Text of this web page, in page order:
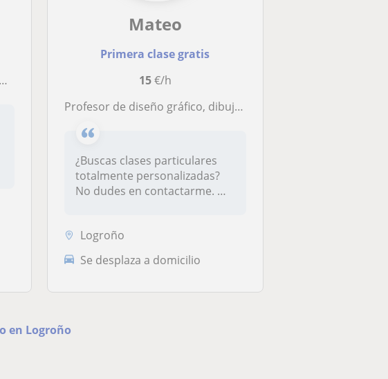
Mateo
Primera clase gratis
15€/h
Profesor de diseño gráfico, dibujo y artes titulado en Diseño Gráfico, se imparten clases online y presenciales en Logroño
¿Buscas clases particulares
totalmente personalizadas?
No dudes en contactarme. Me
Logroño
Se desplaza a domicilio
en Logroño